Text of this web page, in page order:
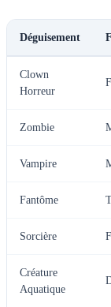
Déguisement
Clown
Horreur
Zombie
Vampire
Fantôme
Sorcière
Créature
Aquatique